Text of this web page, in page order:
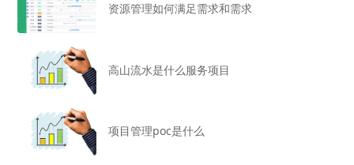
资源管理如何满足需求和需求
高山流水是什么服务项目
项目管理poc是什么